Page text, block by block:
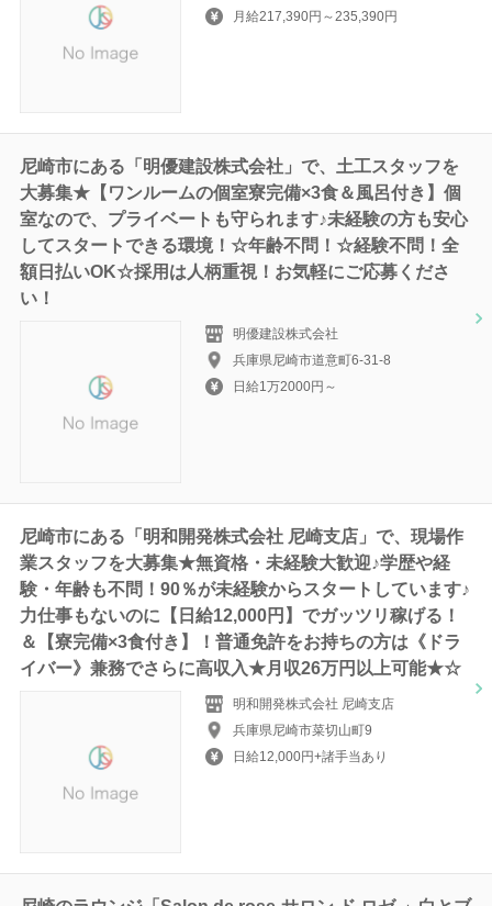
月給217,390円～235,390円
尼崎市にある「明優建設株式会社」で、土工スタッフを
大募集★【ワンルームの個室寮完備×3食＆風呂付き】個
室なので、プライベートも守られます♪未経験の方も安心
してスタートできる環境！☆年齢不問！☆経験不問！全
額日払いOK☆採用は人柄重視！お気軽にご応募くださ
い！
明優建設株式会社
兵庫県尼崎市道意町6-31-8
日給1万2000円～
尼崎市にある「明和開発株式会社 尼崎支店」で、現場作
業スタッフを大募集★無資格・未経験大歓迎♪学歴や経
験・年齢も不問！90％が未経験からスタートしています♪
力仕事もないのに【日給12,000円】でガッツリ稼げる！
＆【寮完備×3食付き】！普通免許をお持ちの方は《ドラ
イバー》兼務でさらに高収入★月収26万円以上可能★☆
明和開発株式会社 尼崎支店
兵庫県尼崎市菜切山町9
日給12,000円+諸手当あり